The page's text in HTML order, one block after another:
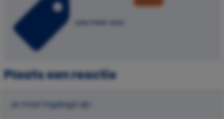
Lees meer over:
Plaats een reactie
Je moet ingelogd zijn